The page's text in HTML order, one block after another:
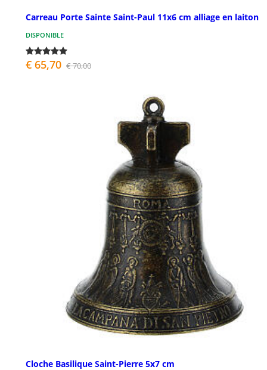
Carreau Porte Sainte Saint-Paul 11x6 cm alliage en laiton
DISPONIBLE
€ 65,70 € 70,00
Cloche Basilique Saint-Pierre 5x7 cm